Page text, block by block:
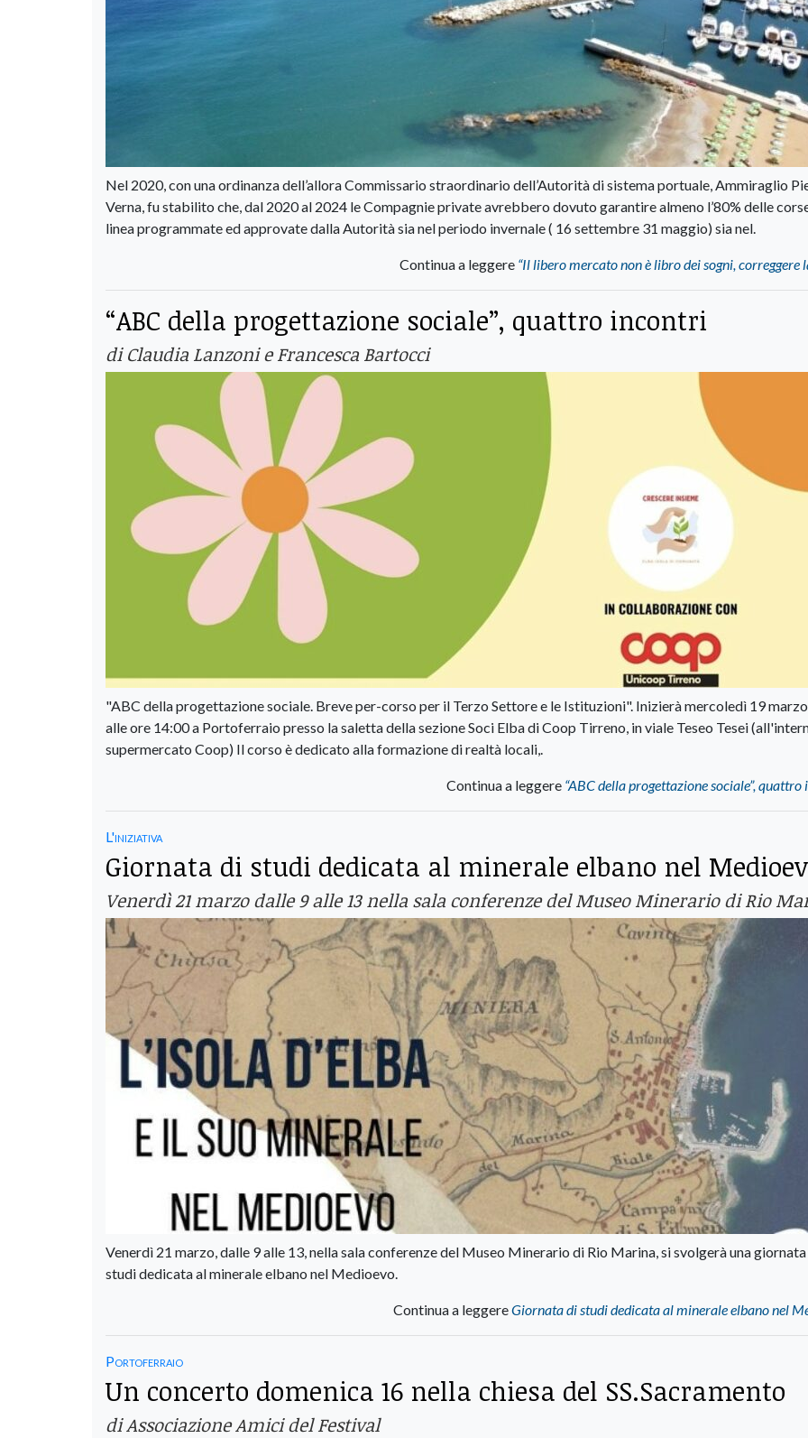
Nel 2020, con una ordinanza dell’allora Commissario straordinario dell’Autorità di sistema portuale, Ammiraglio
Verna, fu stabilito che, dal 2020 al 2024 le Compagnie private avrebbero dovuto garantire almeno l’80% delle
linea programmate ed approvate dalla Autorità sia nel periodo invernale ( 16 settembre 31 maggio) sia nel.
Continua a leggere “Il libero mercato non è libro dei sogni, correggere
“ABC della progettazione sociale”, quattro incontri
di Claudia Lanzoni e Francesca Bartocci
"ABC della progettazione sociale. Breve per-corso per il Terzo Settore e le Istituzioni". Inizierà mercoledì 19
alle ore 14:00 a Portoferraio presso la saletta della sezione Soci Elba di Coop Tirreno, in viale Teseo Tesei
supermercato Coop) Il corso è dedicato alla formazione di realtà locali,.
Continua a leggere “ABC della progettazione sociale”,
L'iniziativa
Giornata di studi dedicata al minerale elbano nel
Venerdì 21 marzo dalle 9 alle 13 nella sala conferenze del Museo Minerario di Rio
Venerdì 21 marzo, dalle 9 alle 13, nella sala conferenze del Museo Minerario di Rio Marina, si svolgerà una
studi dedicata al minerale elbano nel Medioevo.
Continua a leggereGiornata di studi dedicata al minerale elbano nel
Portoferraio
Un concerto domenica 16 nella chiesa del SS.Sacramento
di Associazione Amici del Festival